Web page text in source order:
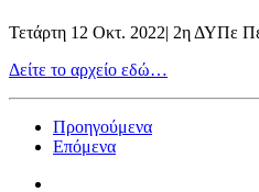
Τετάρτη 12 Οκτ. 2022| 2η ΔΥΠε
Δείτε το αρχείο εδώ…
Προηγούμενα
Επόμενα